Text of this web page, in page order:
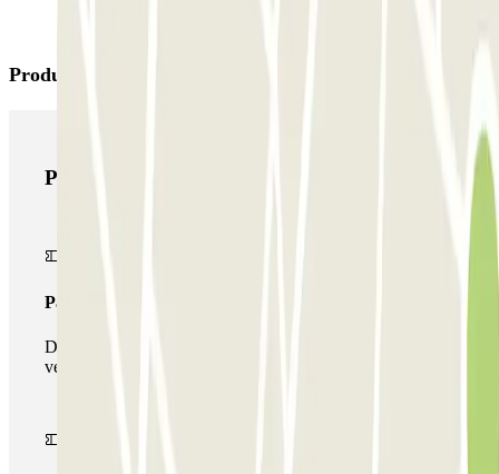
Productes de Parclick
Productes de Parclick
Passi simple
Durant la teva estada podràs entrar i sortir una única
vegada al pàrquing